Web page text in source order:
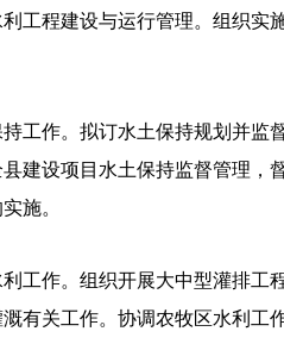
利工程建设与运行管理。组织
持工作。拟订水土保持规划并
建设项目水土保持监督管理 ，
施。
利工作。组织开展大中型灌排
有关工作。协调农牧区水利工